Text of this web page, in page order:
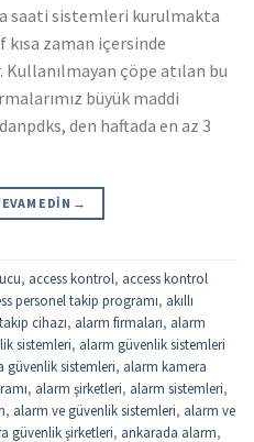
saati sistemleri kurulmakta
zaman içersinde
çöpe atılan bu
büyük maddi
den haftada en az 3
EDIN →
, access kontrol, access kontrol
personel takip programı, akıllı
takip cihazı, alarm firmaları, alarm
sistemleri, alarm güvenlik sistemleri
güvenlik sistemleri, alarm kamera
, alarm şirketleri, alarm sistemleri,
, alarm ve güvenlik sistemleri, alarm ve
güvenlik şirketleri, ankarada alarm,